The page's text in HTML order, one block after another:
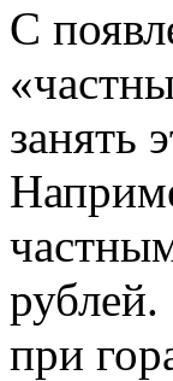
С
занять
рублей.
при